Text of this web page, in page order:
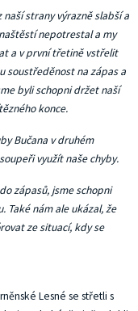
strany výrazně slabší a
nepotrestal a my
a v první třetině vstřelit
soustředěnost na zápas a
byli schopni držet naší
konce.
Bučana v druhém
využít naše chyby.
zápasů, jsme schopni
Také nám ale ukázal, že
ze situací, kdy se
Lesné se střetli s